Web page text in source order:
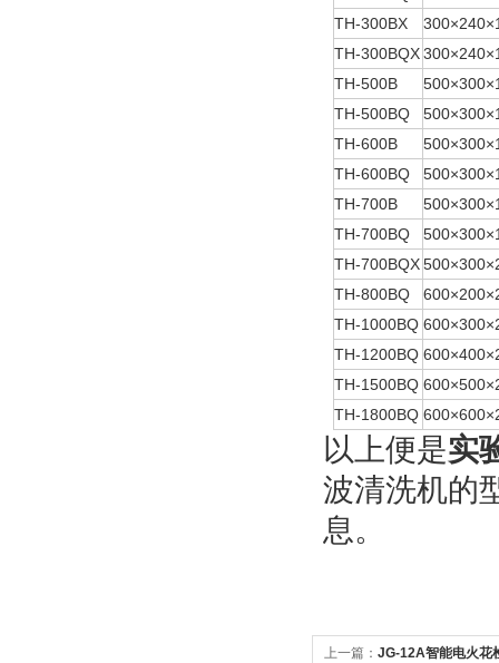
TH-300BX
TH-300BQX
TH-500B
TH-500BQ
TH-600B
TH-600BQ
TH-700B
TH-700BQ
TH-700BQX
TH-800BQ
TH-1000BQ
TH-1200BQ
TH-1500BQ
TH-1800BQ
以上便是实
波清洗机的
息。
上一篇： JG-12A智能电火花